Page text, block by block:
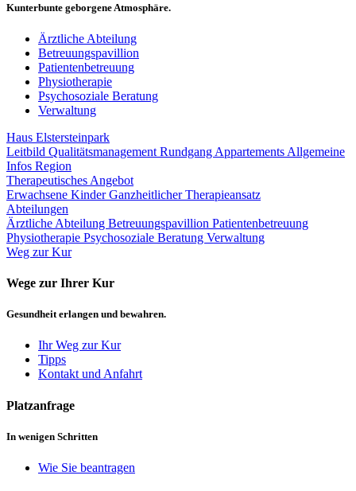
Kunterbunte geborgene Atmosphäre.
Ärztliche Abteilung
Betreuungspavillion
Patientenbetreuung
Physiotherapie
Psychosoziale Beratung
Verwaltung
Haus Elstersteinpark
Leitbild Qualitätsmanagement Rundgang Appartements Allgemeine
Infos Region
Therapeutisches Angebot
Erwachsene KinderGanzheitlicher Therapieansatz
Abteilungen
Ärztliche Abteilung Betreuungspavillion Patientenbetreuung
Physiotherapie Psychosoziale Beratung Verwaltung
Weg zur Kur
Wege zur Ihrer Kur
Gesundheit erlangen und bewahren.
Ihr Weg zur Kur
Tipps
Kontakt und Anfahrt
Platzanfrage
In wenigen Schritten
Wie Sie beantragen